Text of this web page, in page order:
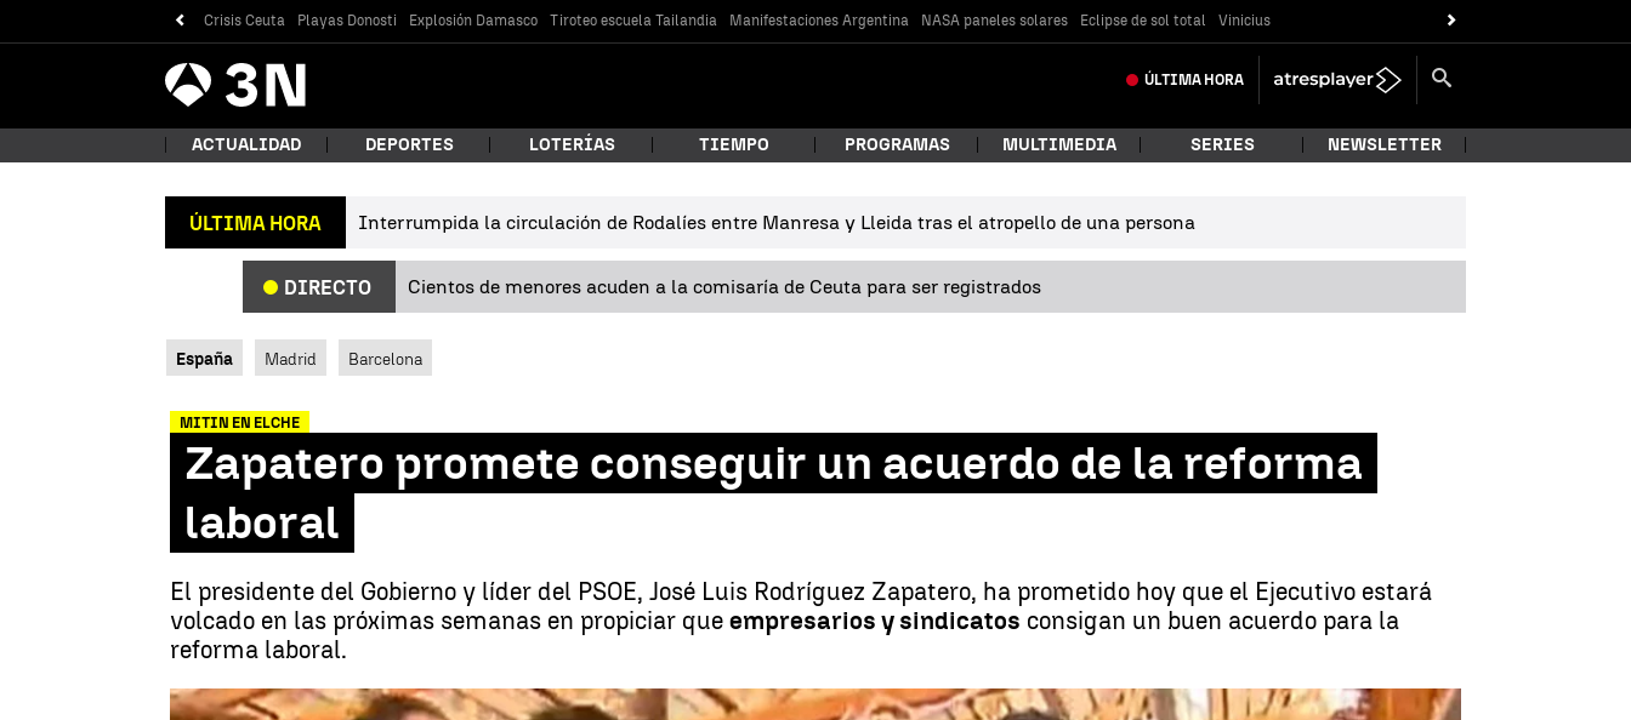
Crisis Ceuta Playas Donosti Explosión Damasco Tiroteo escuela Tailandia Manifestaciones Argentina NASA paneles solares Eclipse de sol total Vinicius
Antena
3 Noticias ÚLTIMA HORA
¿Qué estás buscando?
ACTUALIDAD DEPORTES LOTERÍAS TIEMPO PROGRAMAS MULTIMEDIA SERIES NEWSLETTER
ÚLTIMA HORA Interrumpida la circulación de Rodalíes entre Manresa y Lleida tras el atropello de una persona
DIRECTO Cientos de menores acuden a la comisaría de Ceuta para ser registrados
España Madrid Barcelona
MITIN EN ELCHE
Zapatero promete conseguir un acuerdo de la reforma
laboral
El presidente del Gobierno y líder del PSOE, José Luis Rodríguez Zapatero, ha prometido hoy que el Ejecutivo estará
volcado en las próximas semanas en propiciar que empresarios y sindicatos consigan un buen acuerdo para la
reforma laboral.
Zapatero promete conseguir un acuerdo de la reforma laboral |Pedro Niembro